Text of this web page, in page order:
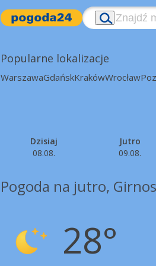
Popularne lokalizacje
WarszawaGdańskKrakówWrocław
Dzisiaj
08.08.
Jutro
09.08.
Pogoda na jutro, Girnos
28°